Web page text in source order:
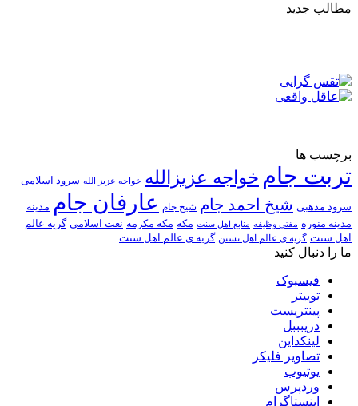
مطالب جدید
برچسب ها
تربت جام خواجه عزیزالله خواجه عزیز الله سرود اسلامی
سرود مذهبی شیخ احمد جام شیخ جام عارفان جام مدینه
مدینه منوره مفتی وظیفه منابع اهل سنت مکه مکه مکرمه نعت اسلامی گریه عالم
اهل سنت گریه ی عالم اهل تسنن گریه ی عالم اهل سنت
ما را دنبال کنید
فیسبوک
توییتر
پینتریست
دریبببل
لینکداین
تصاویر فلیکر
یوتیوب
وردپرس
اینستاگرام